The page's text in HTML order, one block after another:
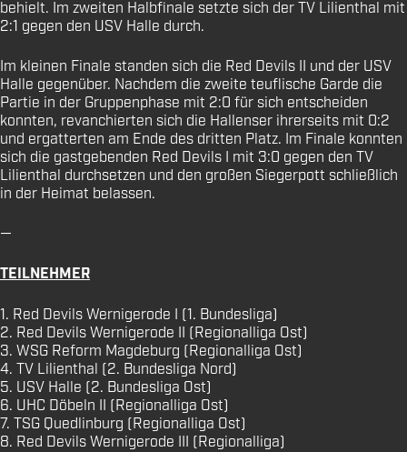
behielt. Im zweiten Halbfinale setzte sich der TV Lilienthal mit
2:1 gegen den USV Halle durch.
Im kleinen Finale standen sich die Red Devils II und der USV
Halle gegenüber. Nachdem die zweite teuflische Garde die
Partie in der Gruppenphase mit 2:0 für sich entscheiden
konnten, revanchierten sich die Hallenser ihrerseits mit 0:2
und ergatterten am Ende des dritten Platz. Im Finale konnten
sich die gastgebenden Red Devils I mit 3:0 gegen den TV
Lilienthal durchsetzen und den großen Siegerpott schließlich
in der Heimat belassen.
—
TEILNEHMER
1. Red Devils Wernigerode I (1. Bundesliga)
2. Red Devils Wernigerode II (Regionalliga Ost)
3. WSG Reform Magdeburg (Regionalliga Ost)
4. TV Lilienthal (2. Bundesliga Nord)
5. USV Halle (2. Bundesliga Ost)
6. UHC Döbeln II (Regionalliga Ost)
7. TSG Quedlinburg (Regionalliga Ost)
8. Red Devils Wernigerode III (Regionalliga)